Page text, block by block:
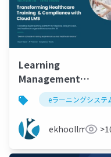
Learning
Management
Software in the UK
for Healthcare
Training and
Compliance
eラーニングシステ
ekhoollms